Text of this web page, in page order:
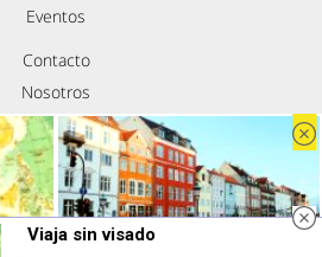
Eventos
Contacto
Nosotros
de privacidad
Aviso legal
de cookies
Síguenos
Viaja sin visado